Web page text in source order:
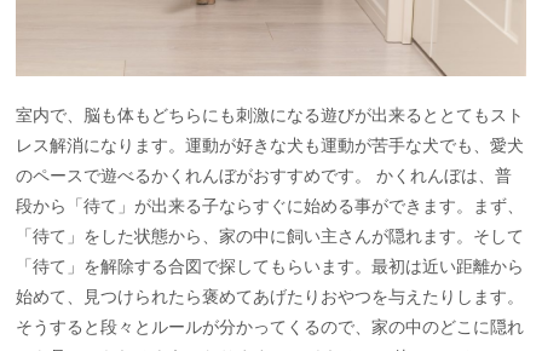
室内で、脳も体もどちらにも刺激になる遊びが出来るととてもスト
レス解消になります。運動が好きな犬も運動が苦手な犬でも、愛犬
のペースで遊べるかくれんぼがおすすめです。 かくれんぼは、普
段から「待て」が出来る子ならすぐに始める事ができます。まず、
「待て」をした状態から、家の中に飼い主さんが隠れます。そして
「待て」を解除する合図で探してもらいます。最初は近い距離から
始めて、見つけられたら褒めてあげたりおやつを与えたりします。
そうすると段々とルールが分かってくるので、家の中のどこに隠れ